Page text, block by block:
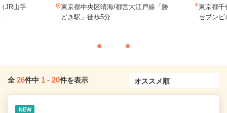
JR山手
東京都中央区晴海/都営大江戸線「勝
どき駅」徒歩5分
東京都
セブン
全 26件中 1 - 20件を表示
NEW